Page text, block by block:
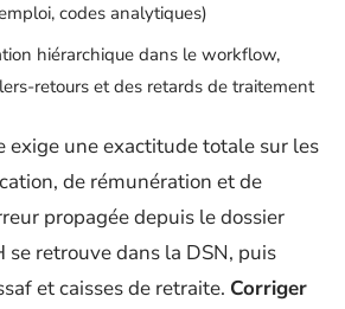
codes analytiques)
hiérarchique dans le workflow,
retours et des retards de traitement
exige une exactitude totale sur les
de rémunération et de
propagée depuis le dossier
se retrouve dans la DSN, puis
et caisses de retraite. Corriger